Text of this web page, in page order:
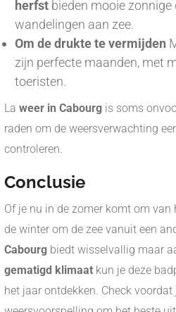
herfst bieden mooie zonnige
wandelingen aan zee.
Om de drukte te vermijden
zijn perfecte maanden, met
toeristen.
La weer in Cabourg is soms
raden om de weersverwachting
controleren.
Conclusie
Of je nu in de zomer komt om
de winter om de zee vanuit een
Cabourg biedt wisselvallig maar
gematigd klimaat kun je deze
het jaar ontdekken. Check voordat